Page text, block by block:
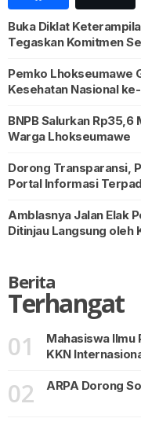
Buka Diklat
Tegaskan Komitmen
Pemko Lhokseumawe
Kesehatan Nasional ke-
BNPB Salurkan Rp35,6
Warga Lhokseumawe
Dorong Transparansi,
Portal Informasi
Amblasnya Jalan Elak
Ditinjau Langsung oleh
Berita
Terhangat
01
Mahasiswa Ilmu
KKN
02 ARPA Dorong